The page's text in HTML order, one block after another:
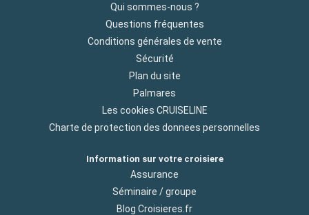
Qui sommes-nous ?
Questions fréquentes
Conditions générales de vente
Sécurité
Plan du site
Palmares
Les cookies CRUISELINE
Charte de protection des donnees personnelles
Information sur votre croisiere
Assurance
Séminaire / groupe
Blog Croisieres.fr